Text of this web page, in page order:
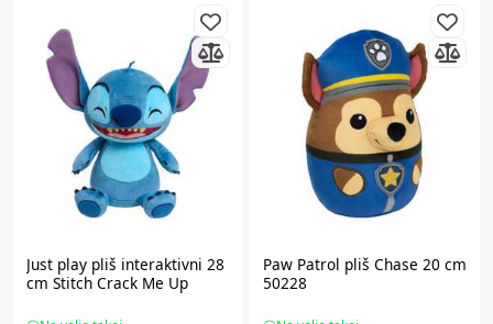
Just play pliš interaktivni 28
cm Stitch Crack Me Up
Paw Patrol pliš Chase 20 cm
50228